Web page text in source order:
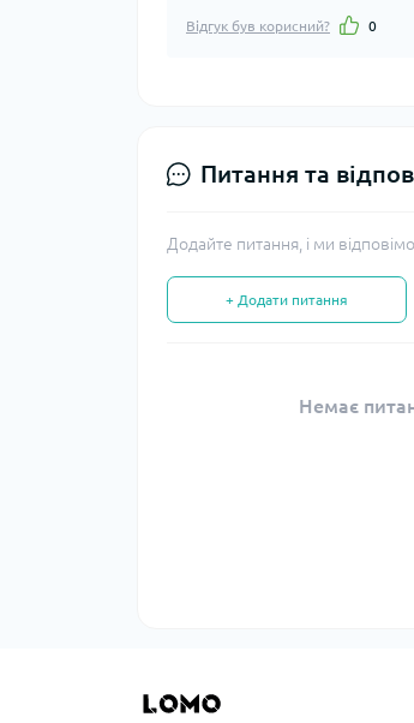
Відгук був корисний? 0
Питання та
Додайте питання, і ми
+ Додати питання
Немає